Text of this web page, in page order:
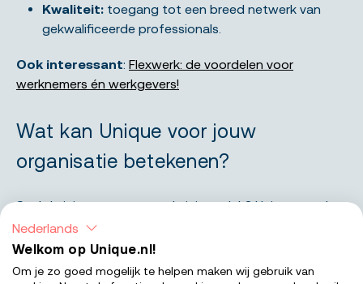
Kwaliteit: toegang tot een breed netwerk van
gekwalificeerde professionals.
Ook interessant: Flexwerk: de voordelen voor
werknemers én werkgevers!
Wat kan Unique voor jouw
organisatie betekenen?
Snel de juiste mensen op de juiste plek? Unique regelt
het. Wij bieden flexibele personeelsoplossingen die
aansluiten bij jouw behoeften. Of je nu tijdelijke
ondersteuning zoekt, specialistische kennis nodig hebt
Nederlands
Welkom op Unique.nl!
Om je zo goed mogelijk te helpen maken wij gebruik van